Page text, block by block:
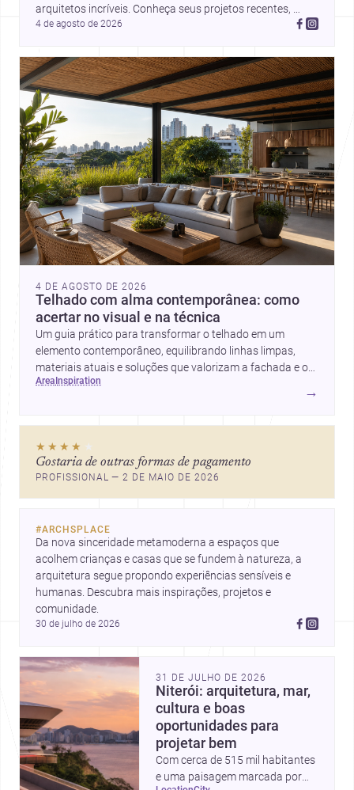
arquitetos incríveis. Conheça seus projetos recentes,
inspire-se com seus trabalhos e descubra talentos que
4 de agosto de 2026
4 DE AGOSTO DE 2026
Telhado com alma contemporânea: como
acertar no visual e na técnica
Um guia prático para transformar o telhado em um
elemento contemporâneo, equilibrando linhas limpas,
materiais atuais e soluções que valorizam a fachada e o
conforto da casa.
area inspiration
→
★★★★ ★
Gostaria de outras formas de pagamento
PROFISSIONAL — 2 DE MAIO DE 2026
#ARCHSPLACE
Da nova sinceridade metamoderna a espaços que
acolhem crianças e casas que se fundem à natureza, a
arquitetura segue propondo experiências sensíveis e
humanas. Descubra mais inspirações, projetos e
comunidade.
30 de julho de 2026
31 DE JULHO DE 2026
Niterói: arquitetura, mar,
cultura e boas
oportunidades para
projetar bem
Com cerca de 515 mil habitantes
e uma paisagem marcada por